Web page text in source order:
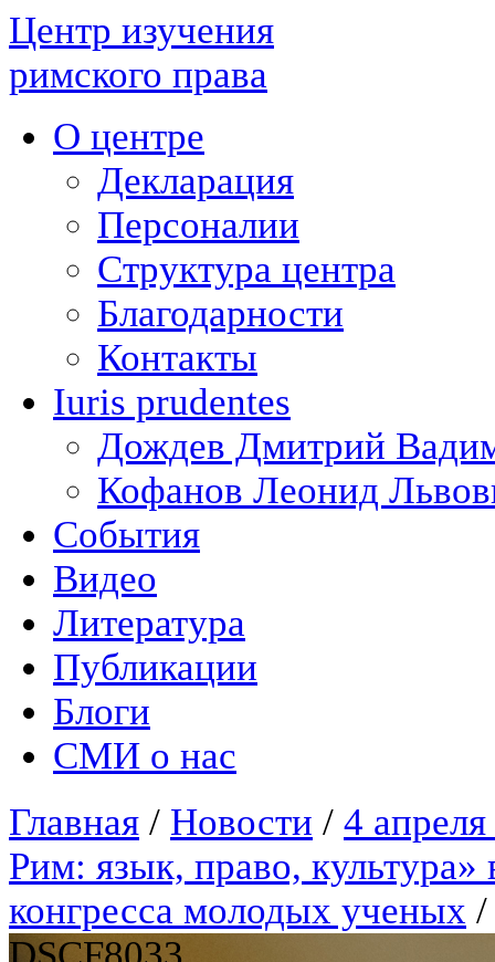
Центр изучения
римского права
О центре
Декларация
Персоналии
Структура центра
Благодарности
Контакты
Iuris prudentes
Дождев Дмитрий
Кофанов Леонид
События
Видео
Литература
Публикации
Блоги
СМИ о нас
Главная / Новости / 4
Рим: язык, право,
конгресса молодых ученых